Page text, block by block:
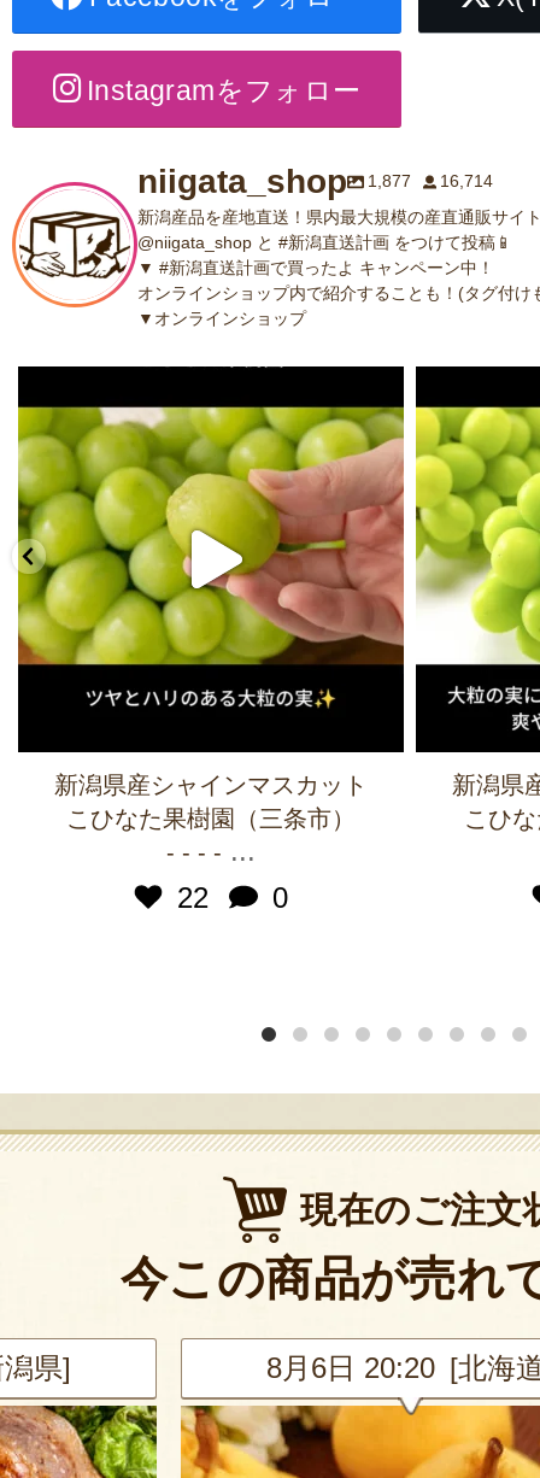
Instagramをフォロー
niigata_shop 1,877
16,714
新潟産品を産地直送！県内最大規模の産直通販サイ
@niigata_shop と #新潟直送計画 をつけて投稿📱
▼ #新潟直送計画で買ったよ キャンペーン中！
オンラインショップ内で紹介することも！(タグ付け
▼オンラインショップ
新潟県産シャインマスカット
こひなた果樹園（三条市）
- - - - ...
22
0
新潟県
こひ
現在のご注文
今この商品が売れ
県] 8月6日 20:20 [北海